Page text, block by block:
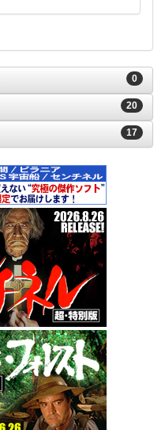
0
20
17